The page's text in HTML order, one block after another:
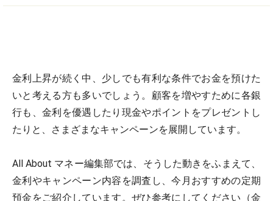
金利上昇が続く中、少しでも有利な条件でお金を預けた
いと考える方も多いでしょう。顧客を増やすために各銀
行も、金利を優遇したり現金やポイントをプレゼントし
たりと、さまざまなキャンペーンを展開しています。
All About マネー編集部では、そうした動きをふまえて、
金利やキャンペーン内容を調査し、今月おすすめの定期
預金をご紹介しています。ぜひ参考にしてください（金